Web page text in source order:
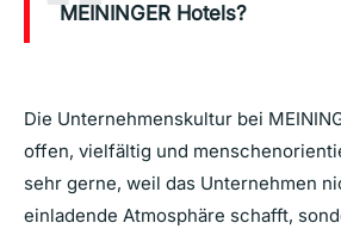
MEININGER Hotels?
Die Unternehmenskultur bei
offen, vielfältig und
sehr gerne, weil das Unternehmen
einladende Atmosphäre schafft,